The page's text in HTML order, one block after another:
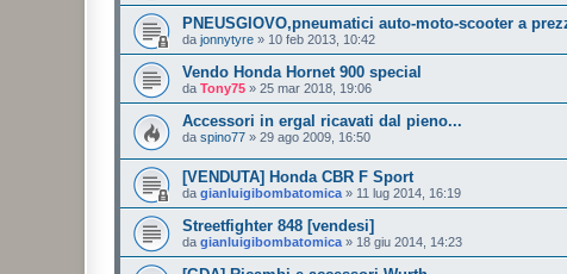
PNEUSGIOVO,pneumatici auto-moto-scooter a
da jonnytyre » 10 feb 2013, 10:42
Vendo Honda Hornet 900 special
da Tony75 » 25 mar 2018, 19:06
Accessori in ergal ricavati dal pieno...
da spino77 » 29 ago 2009, 16:50
[VENDUTA] Honda CBR F Sport
da gianluigibombatomica » 11 lug 2014, 16:19
Streetfighter 848 [vendesi]
da gianluigibombatomica » 18 giu 2014, 14:23